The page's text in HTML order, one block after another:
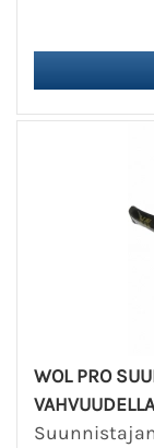
WOL PRO
VAHVUUDELLA